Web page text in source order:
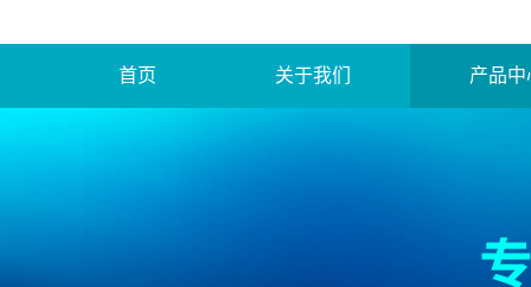
首页 关于我们 产品中